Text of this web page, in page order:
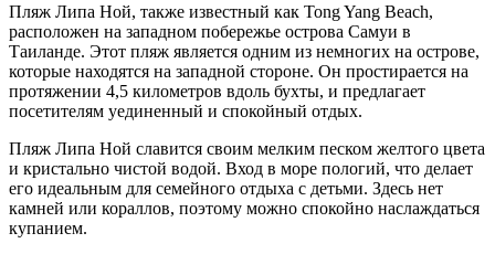
Пляж Липа Ной, также известный как Tong Yang Beach,
расположен на западном побережье острова Самуи в
Таиланде.​ Этот пляж является одним из немногих на острове,
которые находятся на западной стороне.​ Он простирается на
протяжении 4,5 километров вдоль бухты, и предлагает
посетителям уединенный и спокойный отдых.​
Пляж Липа Ной славится своим мелким песком желтого цвета
и кристальнo чистой водой. Вход в моpе пологий, что делает
его идеальным для семейного отдыха с детьми.​ Здесь нет
камней или коpаллов, поэтому можно спокойно наслаждаться
купанием.​